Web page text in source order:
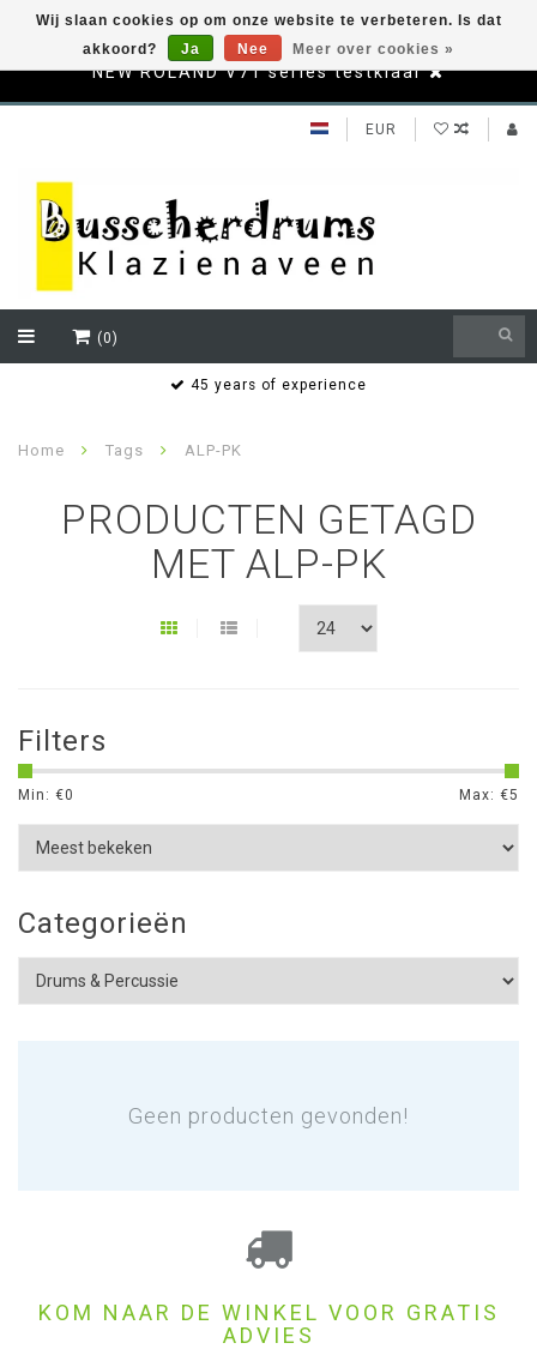
NEW ROLAND V71 series testklaar
EUR
(0)
45 years of experience
Home Tags ALP-PK
PRODUCTEN GETAGD
MET ALP-PK
Filters
Min: €0 Max: €5
Categorieën
Geen producten gevonden!
Wij slaan cookies op om onze website te verbeteren. Is dat
akkoord?
Ja Nee Meer over cookies »
KOM NAAR DE WINKEL VOOR GRATIS
ADVIES